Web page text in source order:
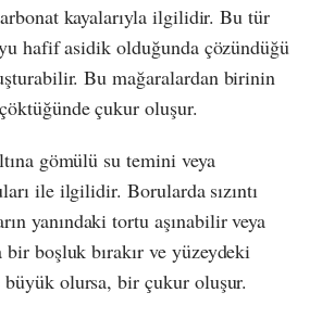
kayalarıyla ilgilidir. Bu tür
hafif asidik olduğunda çözündüğü
Bu mağaralardan birinin
çukur oluşur.
gömülü su temini veya
ile ilgilidir. Borularda sızıntı
yanındaki tortu aşınabilir veya
boşluk bırakır ve yüzeydeki
olursa, bir çukur oluşur.